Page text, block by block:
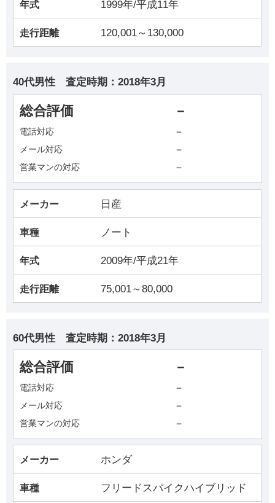
年式 1999年/平成11年
走行距離 120,001～130,000
40代男性 査定時期： 2018年3月
総合評価 －
電話対応 －
メール対応 －
営業マンの対応 －
メーカー 日産
車種 ノート
年式 2009年/平成21年
走行距離 75,001～80,000
60代男性 査定時期： 2018年3月
総合評価 －
電話対応 －
メール対応 －
営業マンの対応 －
メーカー ホンダ
車種 フリードスパイクハイブリッド